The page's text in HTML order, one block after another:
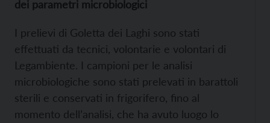
dei parametri microbiologici
I prelievi di Goletta dei Laghi sono stati
effettuati da tecnici, volontarie e volontari di
Legambiente. I campioni per le analisi
microbiologiche sono stati prelevati in barattoli
sterili e conservati in frigorifero, fino al
momento dell’analisi, che ha avuto luogo lo